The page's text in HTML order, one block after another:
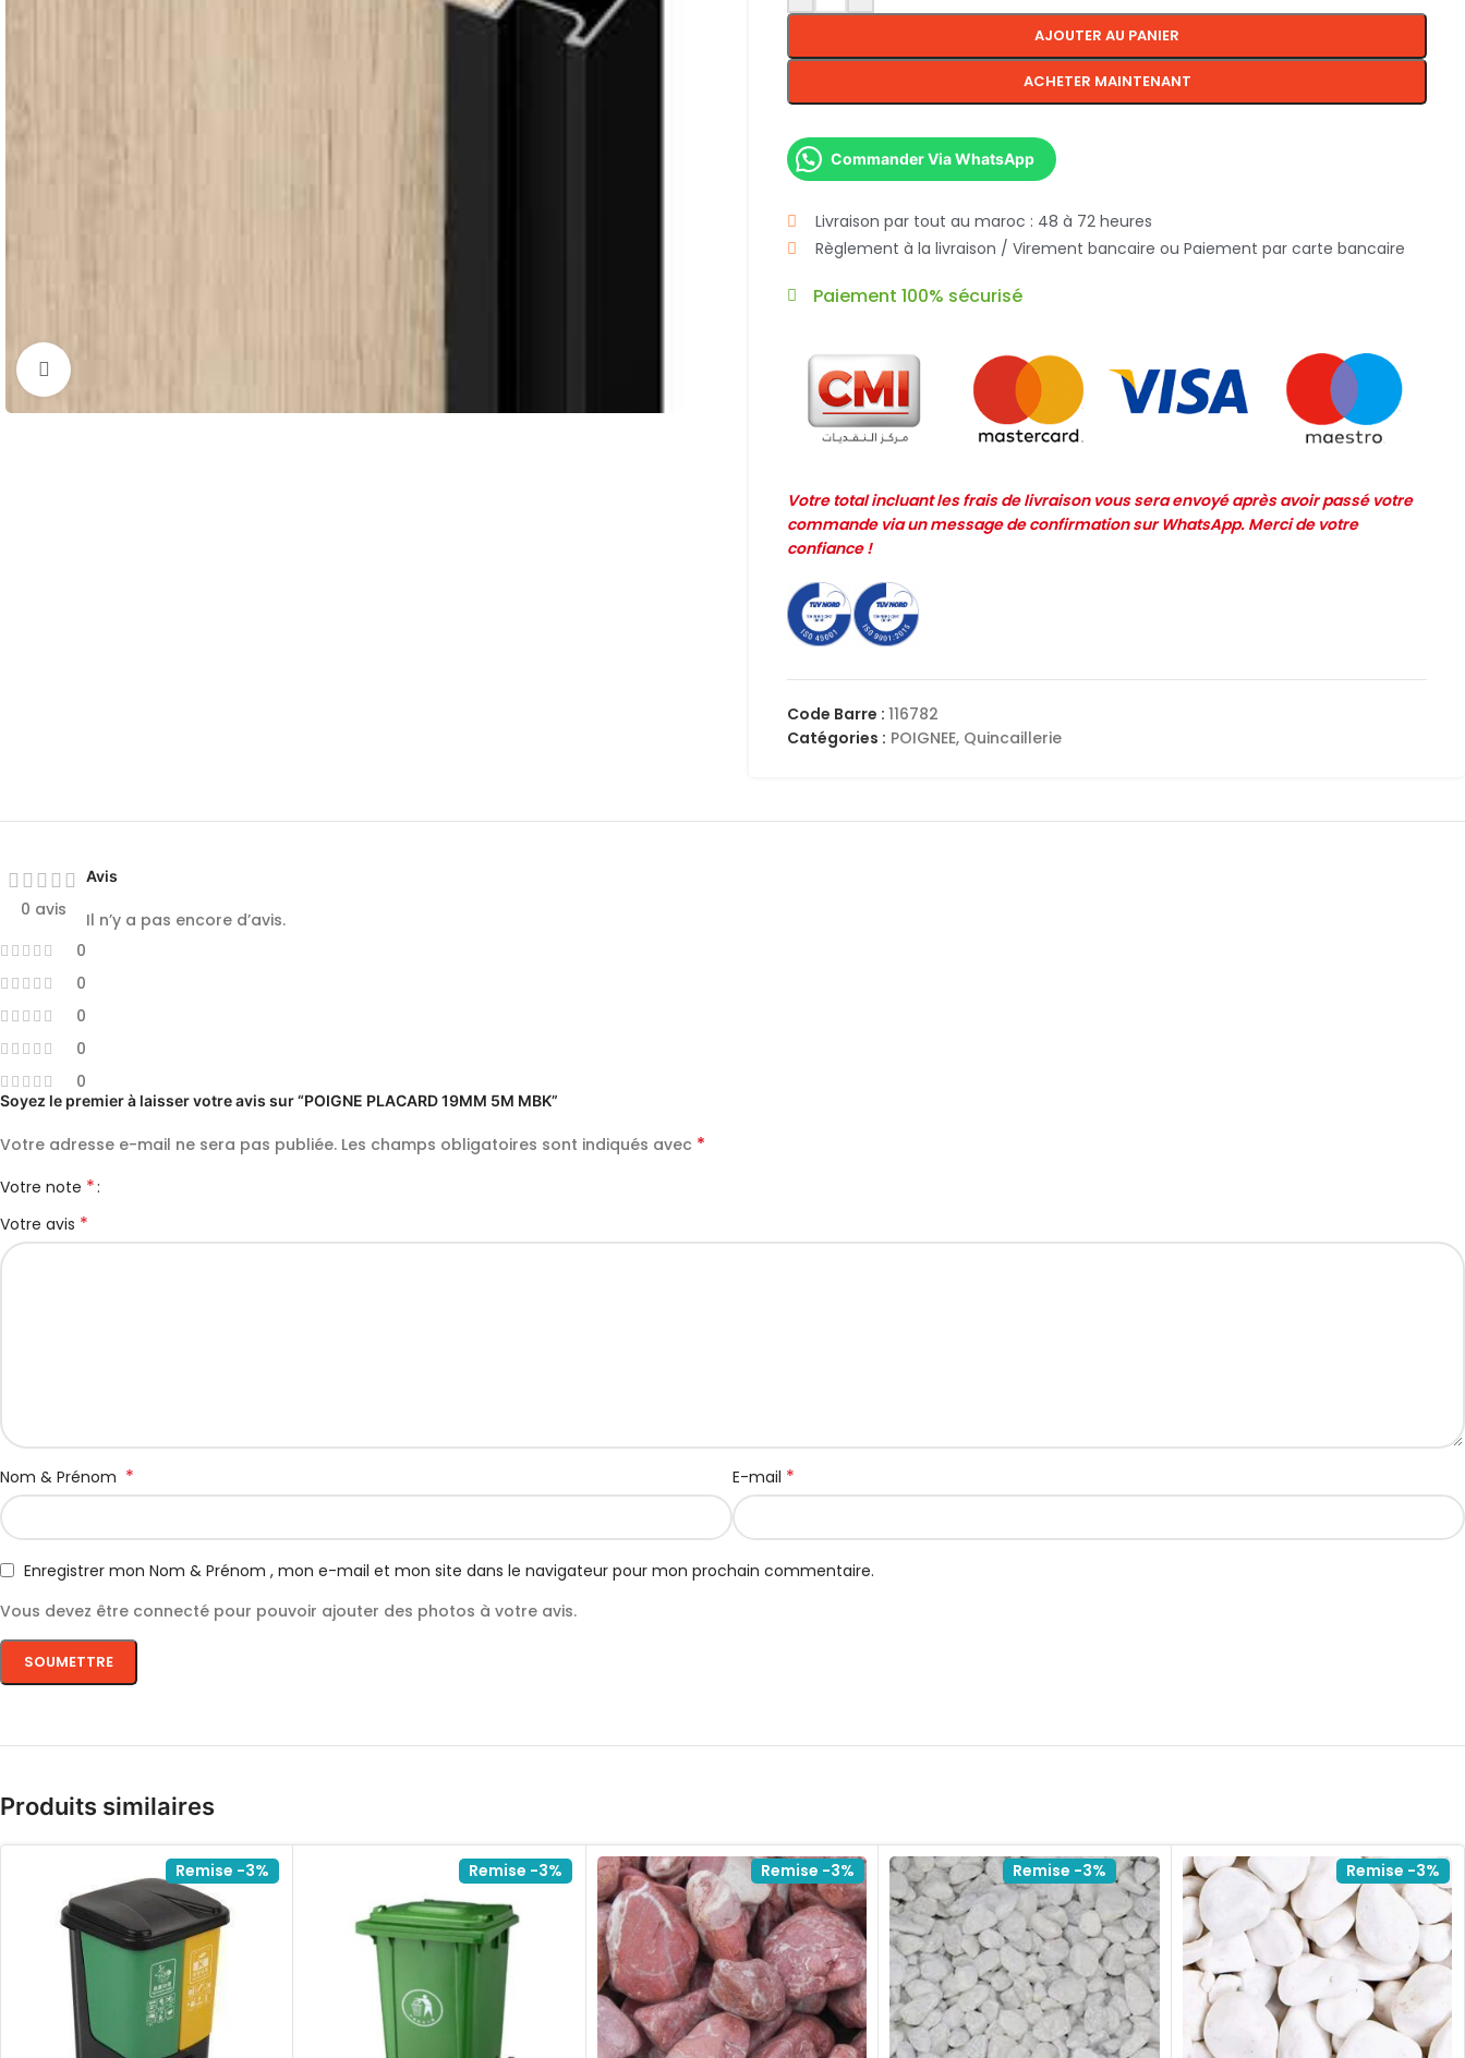
AJOUTER AU PANIER
ACHETER MAINTENANT
Commander Via WhatsApp
Livraison par tout au maroc : 48 à 72 heures
Règlement à la livraison / Virement bancaire ou Paiement par carte bancaire
Paiement 100% sécurisé
Votre total incluant les frais de livraison vous sera envoyé après avoir passé votre
commande via un message de confirmation sur WhatsApp. Merci de votre
confiance !
Code Barre : 116782
Catégories : POIGNEE, Quincaillerie
0 avis
0
0
0
0
0
Avis
Il n’y a pas encore d’avis.
Soyez le premier à laisser votre avis sur “POIGNE PLACARD 19MM 5M MBK”
Votre adresse e-mail ne sera pas publiée. Les champs obligatoires sont indiqués avec *
Votre note *
Votre avis *
Nom & Prénom * E-mail *
Enregistrer mon Nom & Prénom , mon e-mail et mon site dans le navigateur pour mon prochain commentaire.
Vous devez être connecté pour pouvoir ajouter des photos à votre avis.
Produits similaires
Remise -3% Remise -3% Remise -3% Remise -3% Remise -3%